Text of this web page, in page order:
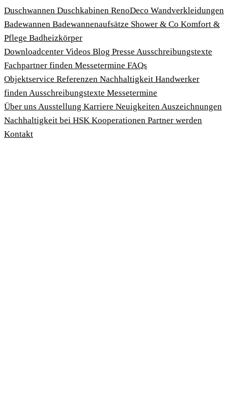
Duschwannen Duschkabinen RenoDeco Wandverkleidungen
Badewannen Badewannenaufsätze Shower & Co Komfort &
Pflege Badheizkörper
Download­center Videos Blog Presse Ausschreibungstexte
Fachpartner finden Messetermine FAQs
Objektservice Referenzen Nachhaltigkeit Handwerker
findenAusschreibungstexte Messetermine
Über uns Ausstellung Karriere NeuigkeitenAuszeichnungen
Nachhaltigkeit bei HSK Kooperationen Partner werden
Kontakt